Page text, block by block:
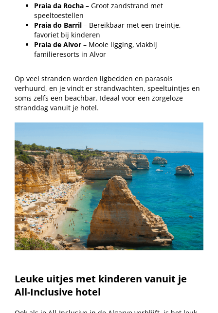
Praia da Rocha – Groot zandstrand met
speeltoestellen
Praia do Barril – Bereikbaar met een treintje,
favoriet bij kinderen
Praia de Alvor – Mooie ligging, vlakbij
familieresorts in Alvor
Op veel stranden worden ligbedden en parasols
verhuurd, en je vindt er strandwachten, speeltuintjes en
soms zelfs een beachbar. Ideaal voor een zorgeloze
stranddag vanuit je hotel.
Leuke uitjes met kinderen vanuit je
All-Inclusive hotel